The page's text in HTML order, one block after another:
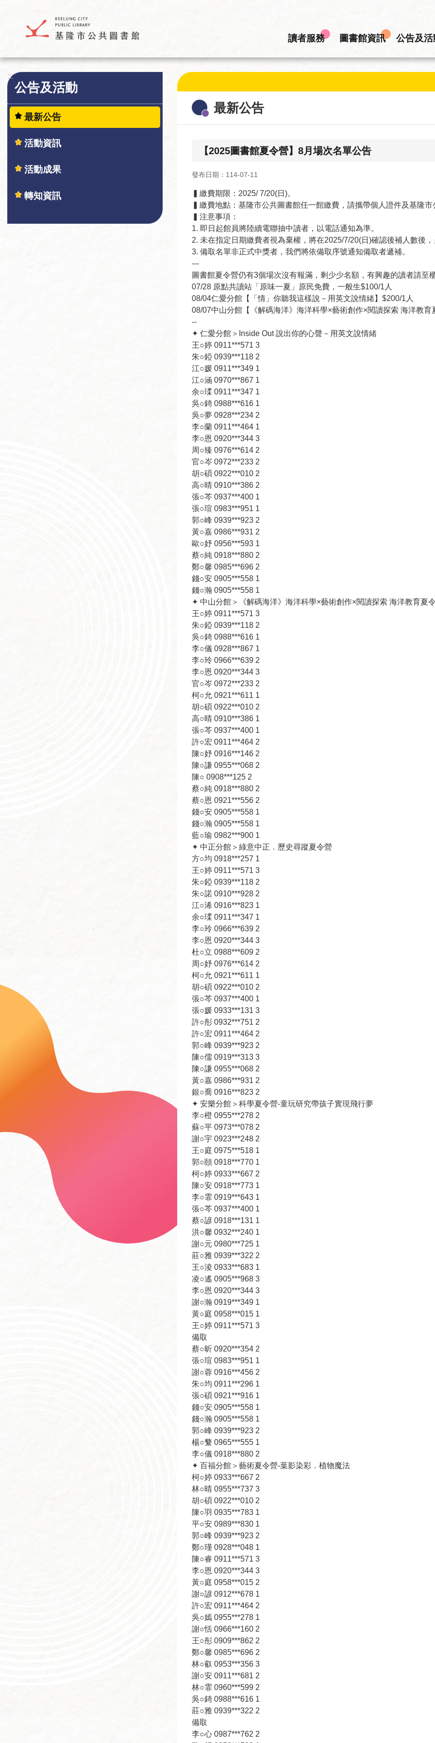
讀者服務 圖書館資訊 公告及活
:::
公告及活動
最新公告
活動資訊
活動成果
轉知資訊
:::
最新公告
【2025圖書館夏令營】8月場次名單公告
發布日期：114-07-11
▍繳費期限：2025/ 7/20(日)。
▍繳費地點：基隆市公共圖書館任一館繳費，請攜帶個人證件及基隆
▍注意事項：
1. 即日起館員將陸續電聯抽中讀者，以電話通知為準。
2. 未在指定日期繳費者視為棄權，將在2025/7/20(日)確認後補人數後
3. 備取名單非正式中獎者，我們將依備取序號通知備取者遞補。
---
圖書館夏令營仍有3個場次沒有報滿，剩少少名額，有興趣的讀者請至
07/28 原點共讀站「原味一夏」原民免費，一般生$100/1人
08/04仁愛分館【「情」你聽我這樣說－用英文說情緒】$200/1人
08/07中山分館【《解碼海洋》海洋科學×藝術創作×閱讀探索 海洋教育
--
✦ 仁愛分館＞Inside Out 說出你的心聲－用英文說情緒
王○婷 0911***571 3
朱○錏 0939***118 2
江○媛 0911***349 1
江○涵 0970***867 1
余○瑈 0911***347 1
吳○錡 0988***616 1
吳○夢 0928***234 2
李○蘭 0911***464 1
李○恩 0920***344 3
周○臻 0976***614 2
官○岑 0972***233 2
胡○碩 0922***010 2
高○晴 0910***386 2
張○芩 0937***400 1
張○瑄 0983***951 1
郭○峰 0939***923 2
黃○嘉 0986***931 2
歐○妤 0956***593 1
蔡○純 0918***880 2
鄭○馨 0985***696 2
錢○安 0905***558 1
錢○瀚 0905***558 1
✦ 中山分館＞《解碼海洋》海洋科學×藝術創作×閱讀探索 海洋教育夏
王○婷 0911***571 3
朱○錏 0939***118 2
吳○錡 0988***616 1
李○儀 0928***867 1
李○玲 0966***639 2
李○恩 0920***344 3
官○岑 0972***233 2
柯○允 0921***611 1
胡○碩 0922***010 2
高○晴 0910***386 1
張○芩 0937***400 1
許○宏 0911***464 2
陳○妤 0916***146 2
陳○謙 0955***068 2
陳○ 0908***125 2
蔡○純 0918***880 2
蔡○恩 0921***556 2
錢○安 0905***558 1
錢○瀚 0905***558 1
藍○瑜 0982***900 1
✦ 中正分館＞綠意中正．歷史尋蹤夏令營
方○均 0918***257 1
王○婷 0911***571 3
朱○錏 0939***118 2
朱○諾 0910***928 2
江○浠 0916***823 1
余○瑈 0911***347 1
李○玲 0966***639 2
李○恩 0920***344 3
杜○立 0988***609 2
周○妤 0976***614 2
柯○允 0921***611 1
胡○碩 0922***010 2
張○芩 0937***400 1
張○媛 0933***131 3
許○彤 0932***751 2
許○宏 0911***464 2
郭○峰 0939***923 2
陳○儒 0919***313 3
陳○謙 0955***068 2
黃○嘉 0986***931 2
銀○喬 0916***823 2
✦ 安樂分館＞科學夏令營-童玩研究帶孩子實現飛行夢
李○橙 0955***278 2
蘇○平 0973***078 2
謝○宇 0923***248 2
王○庭 0975***518 1
郭○頤 0918***770 1
柯○婷 0933***667 2
陳○安 0918***773 1
李○霏 0919***643 1
張○芩 0937***400 1
蔡○諺 0918***131 1
洪○馨 0932***240 1
謝○元 0980***725 1
莊○雅 0939***322 2
王○淩 0933***683 1
凌○遙 0905***968 3
李○恩 0920***344 3
謝○瀚 0919***349 1
黃○庭 0958***015 1
王○婷 0911***571 3
備取
蔡○昕 0920***354 2
張○瑄 0983***951 1
謝○蓉 0916***456 2
朱○均 0911***296 1
張○碩 0921***916 1
錢○安 0905***558 1
錢○瀚 0905***558 1
郭○峰 0939***923 2
楊○蘩 0965***555 1
李○儀 0918***880 2
✦ 百福分館＞藝術夏令營-葉影染彩．植物魔法
柯○婷 0933***667 2
林○晴 0955***737 3
胡○碩 0922***010 2
陳○羽 0935***783 1
平○安 0989***830 1
郭○峰 0939***923 2
鄭○瑾 0928***048 1
陳○睿 0911***571 3
李○恩 0920***344 3
黃○庭 0958***015 2
謝○諺 0912***678 1
許○宏 0911***464 2
吳○嫣 0955***278 1
謝○恬 0966***160 2
王○彤 0909***862 2
鄭○馨 0985***696 2
林○叡 0953***356 3
謝○安 0911***681 2
林○霏 0960***599 2
吳○錡 0988***616 1
莊○雅 0939***322 2
備取
李○心 0987***762 2